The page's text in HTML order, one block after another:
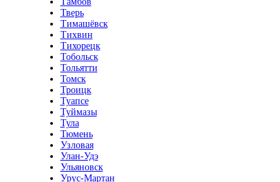
Тверь
Тимашёвск
Тихвин
Тихорецк
Тобольск
Тольятти
Томск
Троицк
Туапсе
Туймазы
Тула
Тюмень
Узловая
Улан-Удэ
Ульяновск
Урус-Мартан